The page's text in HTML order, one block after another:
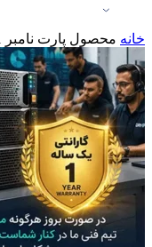
خانه محصول پارت نامبر